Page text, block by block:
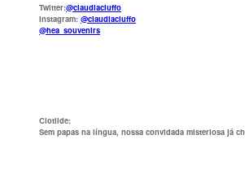
Twitter:@claudiaciuffo
Instagram: @claudiaciuffo
@hea_souvenirs
Clotilde:
Sem papas na língua, nossa convidada misteriosa já